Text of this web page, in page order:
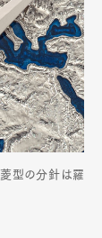
菱型の分針は羅